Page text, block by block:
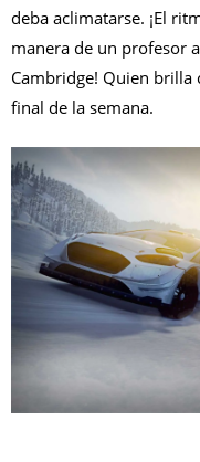
deba aclimatarse. ¡El
manera de un profesor
Cambridge! Quien
final de la semana.